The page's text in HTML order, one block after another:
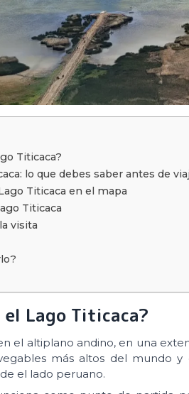
Titicaca?
lo que debes saber antes de
Titicaca en el mapa
Titicaca
visita
el Lago Titicaca?
el altiplano andino, en una
más altos del mundo
el lado peruano.